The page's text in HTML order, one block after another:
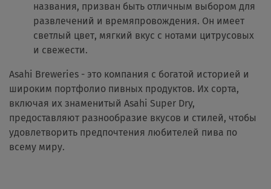
названия, призван быть отличным выбором для
развлечений и времяпровождения. Он имеет
светлый цвет, мягкий вкус с нотами цитрусовых
и свежести.
Asahi Breweries - это компания с богатой историей и
широким портфолио пивных продуктов. Их сорта,
включая их знаменитый Asahi Super Dry,
предоставляют разнообразие вкусов и стилей, чтобы
удовлетворить предпочтения любителей пива по
всему миру.